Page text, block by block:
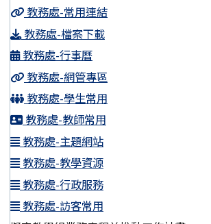
教務處-常用連結
教務處-檔案下載
教務處-行事曆
教務處-網管專區
教務處-學生常用
教務處-教師常用
教務處-主題網站
教務處-教學資源
教務處-行政服務
教務處-訪客常用